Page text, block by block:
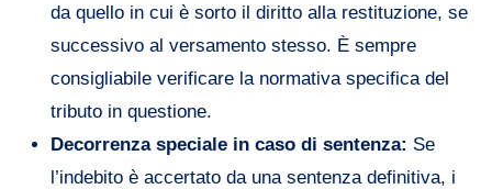
da quello in cui è sorto il diritto alla restituzione, se
successivo al versamento stesso. È sempre
consigliabile verificare la normativa specifica del
tributo in questione.
Decorrenza speciale in caso di sentenza: Se
l’indebito è accertato da una sentenza definitiva, i